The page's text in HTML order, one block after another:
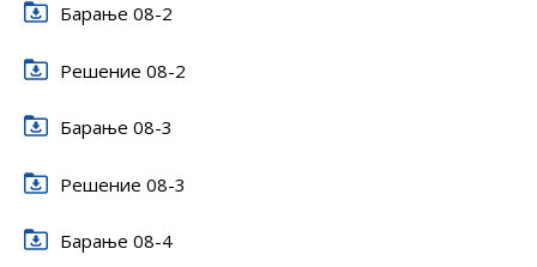
Барање 08-2
Решение 08-2
Бaрање 08-3
Решение 08-3
Бaрање 08-4